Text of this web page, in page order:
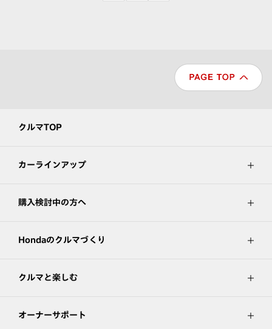
クルマTOP
カーラインアップ
購入検討中の方へ
Hondaのクルマづくり
クルマと楽しむ
オーナーサポート